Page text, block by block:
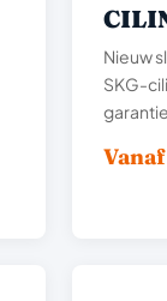
Nieuw
SKG-